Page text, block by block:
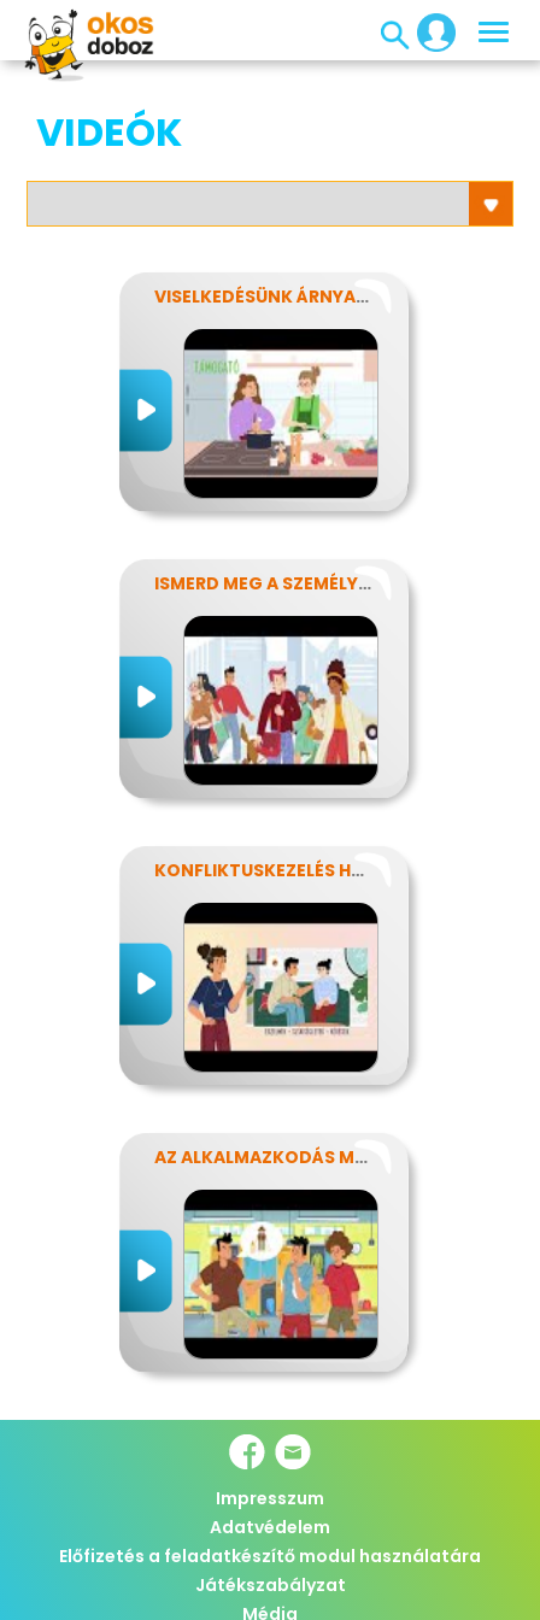
VIDEÓK
VISELKEDÉSÜNK ÁRNYALATAI
ISMERD MEG A SZEMÉLYISÉGED!
KONFLIKTUSKEZELÉS HATÉKONYAN
AZ ALKALMAZKODÁS MŰVÉSZETE
Impresszum
Adatvédelem
Előfizetés a feladatkészítő modul használatára
Játékszabályzat
Média